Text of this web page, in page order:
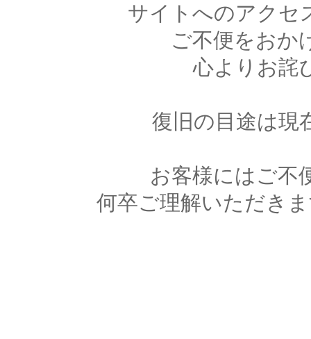
サイトへのアクセ
ご不便をおか
心よりお詫
復旧の目途は現
お客様にはご不
何卒ご理解いただき